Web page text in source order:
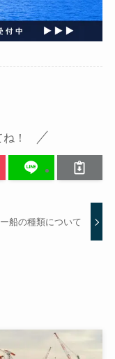
！
船の種類について